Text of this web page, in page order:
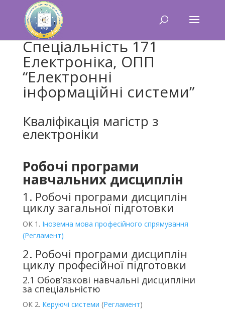
Спеціальність 171
Електроніка, ОПП
“Електронні
інформаційні системи”
Кваліфікація магістр з
електроніки
Робочі програми
навчальних дисциплін
1. Робочі програми дисциплін
циклу загальної підготовки
ОК 1. Іноземна мова професійного спрямування
(Регламент)
2. Робочі програми дисциплін
циклу професійної підготовки
2.1 Обов’язкові навчальні дисципліни
за спеціальністю
ОК 2. Керуючі системи (Регламент)